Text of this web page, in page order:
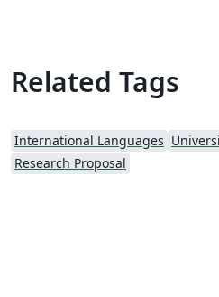
Related Tags
International Languages
Research Proposal